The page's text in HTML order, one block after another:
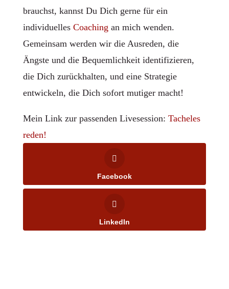
brauchst, kannst Du Dich gerne für ein
individuelles Coaching an mich wenden.
Gemeinsam werden wir die Ausreden, die
Ängste und die Bequemlichkeit identifizieren,
die Dich zurückhalten, und eine Strategie
entwickeln, die Dich sofort mutiger macht!
Mein Link zur passenden Livesession: Tacheles
reden!
Facebook
LinkedIn